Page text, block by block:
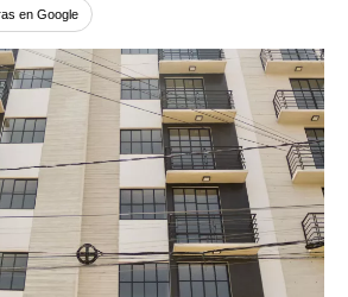
en Google